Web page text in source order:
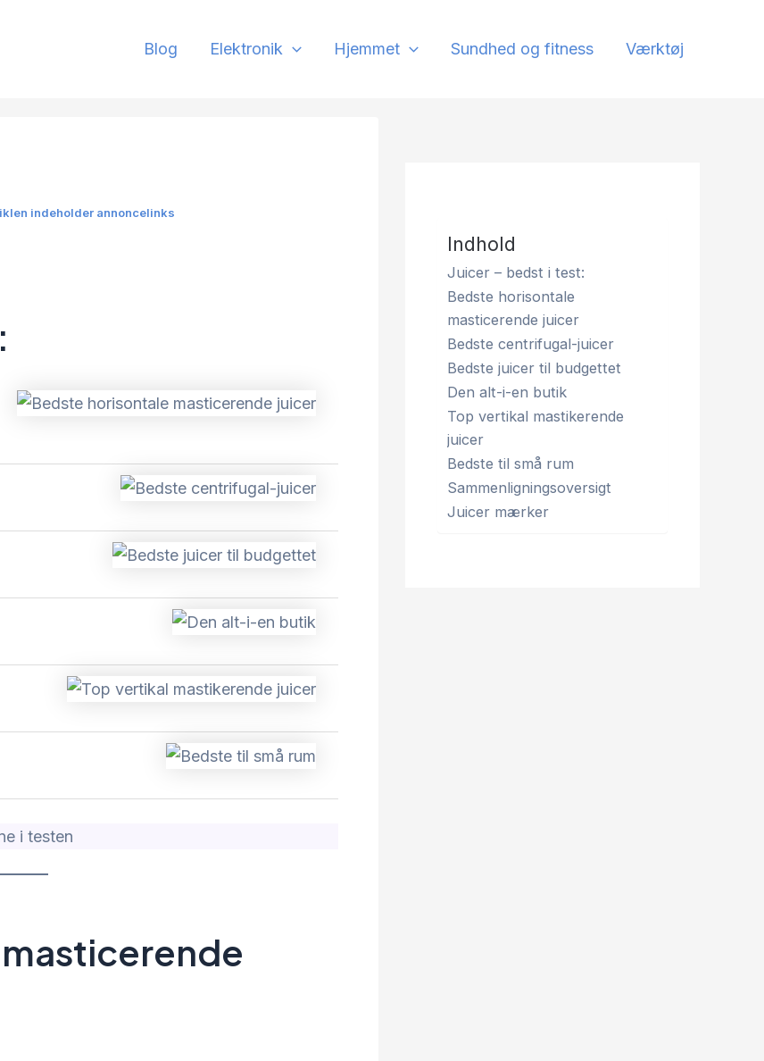
Blog Elektronik Hjemmet Sundhed og fitness Værktøj
indeholder annoncelinks
i testen
Indhold
Juicer – bedst i test:
Bedste horisontale
masticerende juicer
Bedste centrifugal-juicer
Bedste juicer til budgettet
Den alt-i-en butik
Top vertikal mastikerende
juicer
Bedste til små rum
Sammenligningsoversigt
Juicer mærker